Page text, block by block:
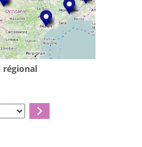
régional